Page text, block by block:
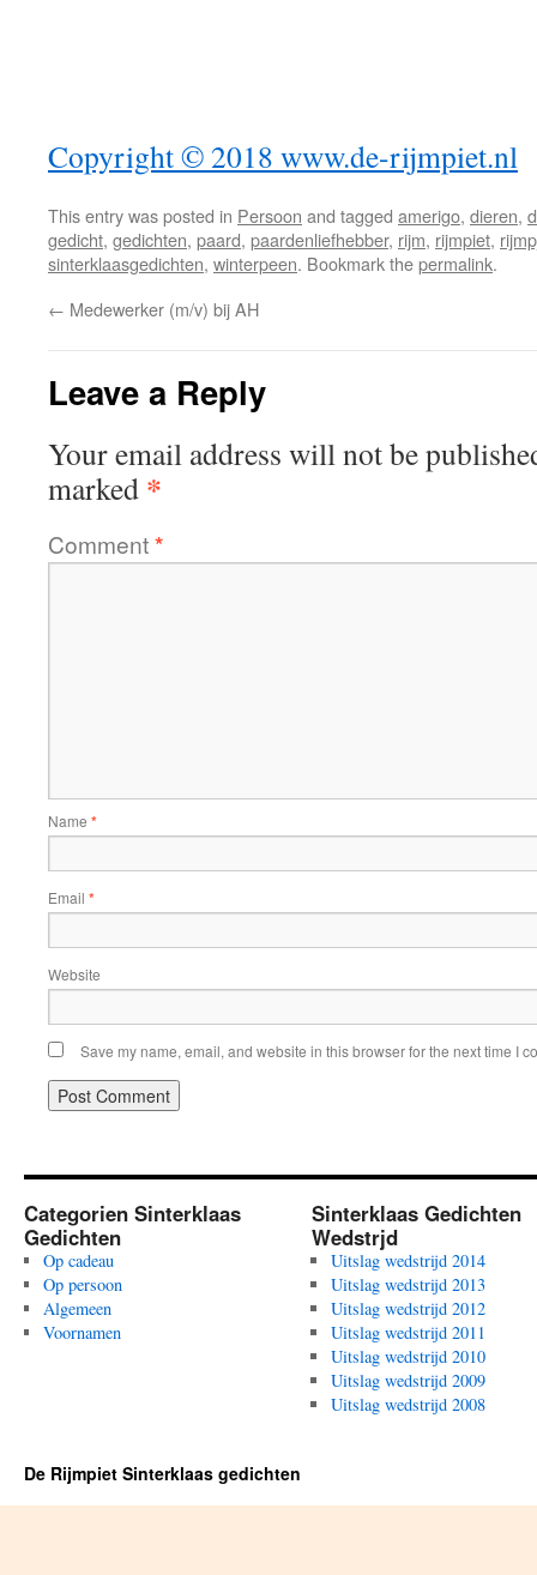
Copyright © 2018 www.de-rijmpiet.nl
This entry was posted in Persoon and tagged amerigo, dieren,
gedicht, gedichten, paard, paardenliefhebber, rijm, rijmpiet,
sinterklaasgedichten, winterpeen. Bookmark thepermalink.
← Medewerker (m/v) bij AH
Leave a Reply
Your email address will not be
marked *
Comment*
Name *
Email *
Website
Save my name, email, and website in this browser for the next time I
Categorien Sinterklaas
Gedichten
Op cadeau
Op persoon
Algemeen
Voornamen
Sinterklaas Gedichten
Wedstrjd
Uitslag wedstrijd 2014
Uitslag wedstrijd 2013
Uitslag wedstrijd 2012
Uitslag wedstrijd 2011
Uitslag wedstrijd 2010
Uitslag wedstrijd 2009
Uitslag wedstrijd 2008
De Rijmpiet Sinterklaas gedichten